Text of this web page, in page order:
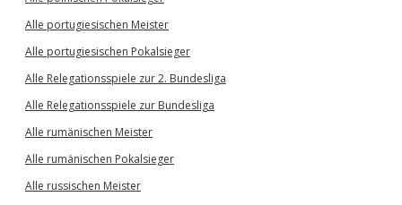
Alle portugiesischen Meister
Alle portugiesischen Pokalsieger
Alle Relegationsspiele zur 2. Bundesliga
Alle Relegationsspiele zur Bundesliga
Alle rumänischen Meister
Alle rumänischen Pokalsieger
Alle russischen Meister